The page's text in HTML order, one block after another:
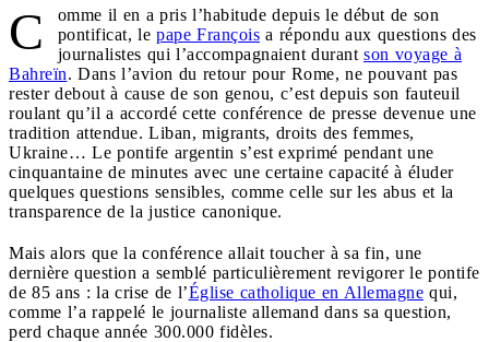
C
omme il en a pris l’habitude depuis le début de son
pontificat, le pape François a répondu aux questions des
journalistes qui l’accompagnaient durant son voyage à
Bahreïn. Dans l’avion du retour pour Rome, ne pouvant pas
rester debout à cause de son genou, c’est depuis son fauteuil
roulant qu’il a accordé cette conférence de presse devenue une
tradition attendue. Liban, migrants, droits des femmes,
Ukraine… Le pontife argentin s’est exprimé pendant une
cinquantaine de minutes avec une certaine capacité à éluder
quelques questions sensibles, comme celle sur les abus et la
transparence de la justice canonique.
Mais alors que la conférence allait toucher à sa fin, une
dernière question a semblé particulièrement revigorer le pontife
de 85 ans : la crise de l’Église catholique en Allemagne qui,
comme l’a rappelé le journaliste allemand dans sa question,
perd chaque année 300.000 fidèles.